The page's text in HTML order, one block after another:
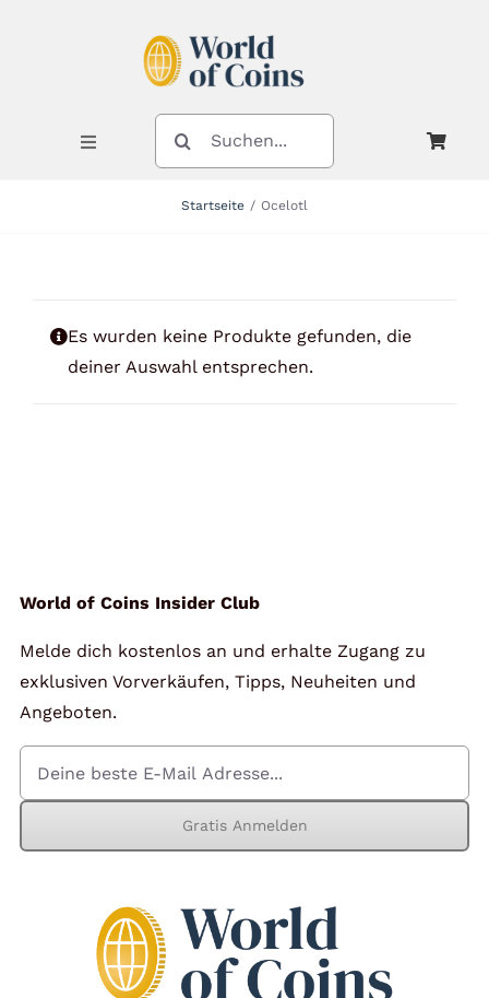
Toggle
Navigation
Kontakt
Mein Konto
Warenkorb
SUCHE
NACH:
Startseite Ocelotl
Es wurden keine Produkte gefunden, die
deiner Auswahl entsprechen.
World of Coins Insider Club
Melde dich kostenlos an und erhalte Zugang zu
exklusiven Vorverkäufen, Tipps, Neuheiten und
Angeboten.
Gratis Anmelden